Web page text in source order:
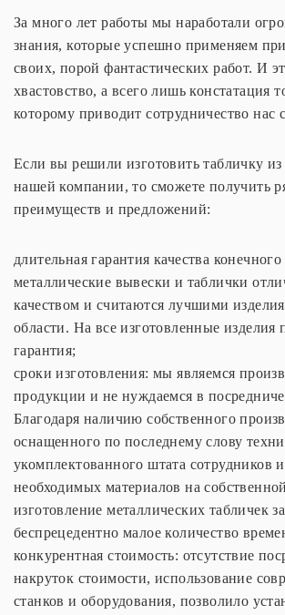
За много лет работы мы наработали
знания, которые успешно применяем
своих, порой фантастических работ. И
хвастовство, а всего лишь констатация
которому приводит сотрудничество нас
Если вы решили изготовить табличку из
нашей компании, то сможете получить
преимуществ и предложений:
длительная гарантия качества
металлические вывески и таблички
качеством и считаются лучшими
области. На все изготовленные изделия
гарантия;
сроки изготовления: мы являемся
продукции и не нуждаемся в
Благодаря наличию собственного
оснащенного по последнему слову
укомплектованного штата сотрудников
необходимых материалов на
изготовление металлических табличек
беспрецедентно малое количество
конкурентная стоимость: отсутствие
накруток стоимости, использование
станков и оборудования, позволило